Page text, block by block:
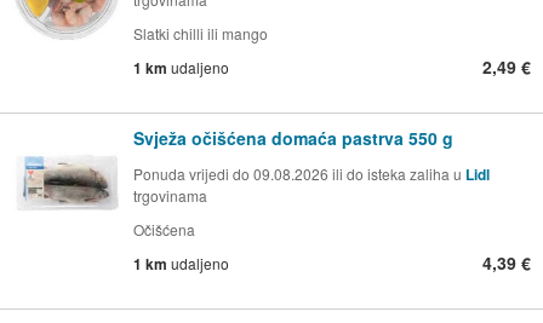
Slatki chilli ili mango
1 km udaljeno 2,49 €
Svježa očišćena domaća pastrva 550 g
Ponuda vrijedi do 09.08.2026 ili do isteka zaliha u Lidl
trgovinama
Očišćena
1 km udaljeno 4,39 €